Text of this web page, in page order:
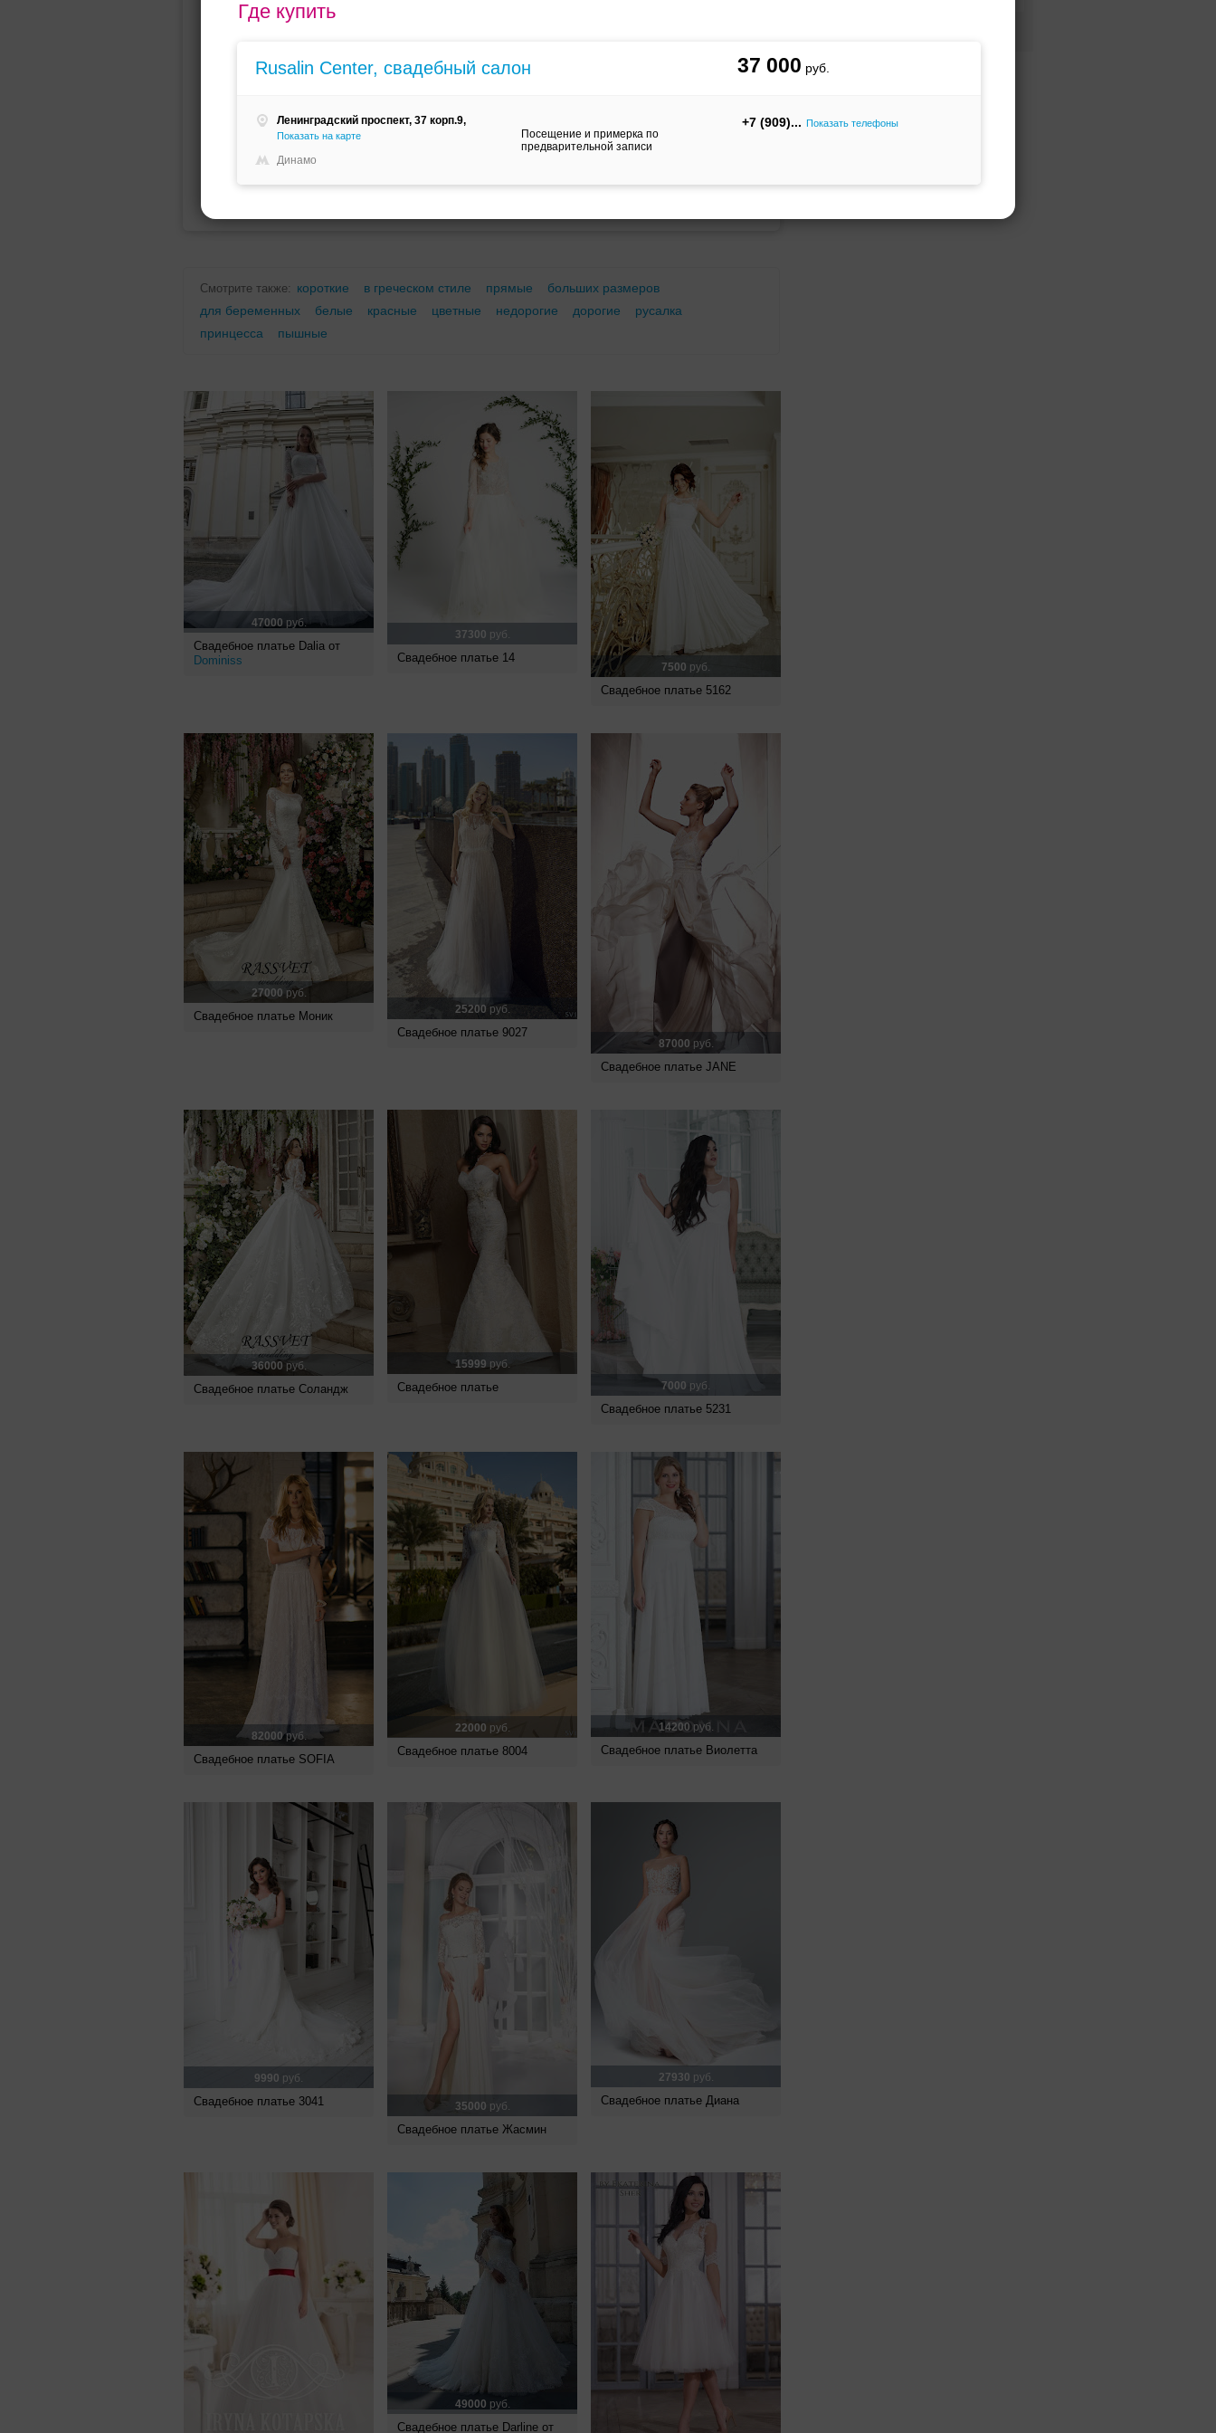
Где купить
Rusalin Center, свадебный салон 37 000
Ленинградский проспект, 37 корп.9,
Показать на карте
Динамо
Посещение и примерка по
предварительной записи
+7 (909) Показать телефоны
Мини (короткое) Со шлейфом
Для беременных Для полных
Брючный
Платье-
А-силуэт
Смотрите также: короткие в греческом стиле прямые
больших размеров
для беременных
белые красные цветные недорогие дорогие
русалка
принцесса
пышные
47000 руб.
Свадебное платье Dalia от
Dominiss
37300 руб.
Свадебное платье 14
7500 руб.
Свадебное платье 5162
27000 руб.
Свадебное платье Моник 25200 руб.
Свадебное платье 9027
87000 руб.
Свадебное платье JANE
36000 руб.
Свадебное платье Соландж
15999 руб.
Свадебное платье 7000 руб.
Свадебное платье 5231
82000руб.
Свадебное платье SOFIA
22000 руб.
Свадебное платье 8004
14200 руб.
Свадебное платье Виолетта
9990 руб.
Свадебное платье 3041 35000 руб.
Свадебное платье Жасмин
27930 руб.
Свадебное платье Диана
49000 руб.
Свадебное платье Darline от